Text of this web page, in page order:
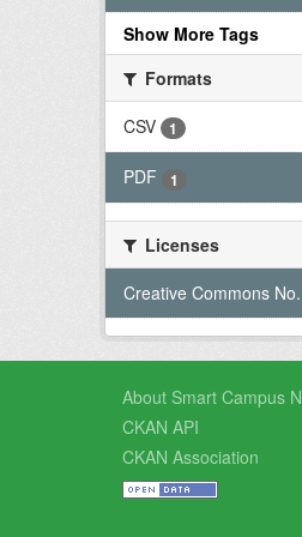
Show More Tags
Formats
CSV
1
PDF 1
Licenses
Creative Commons
About Smart Campus
CKAN API
CKAN Association